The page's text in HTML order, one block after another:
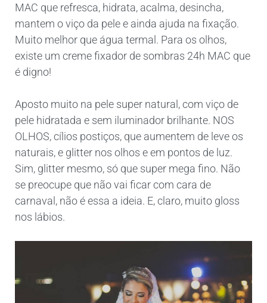
MAC que refresca, hidrata, acalma, desincha,
mantem o viço da pele e ainda ajuda na fixação.
Muito melhor que água termal. Para os olhos,
existe um creme fixador de sombras 24h MAC que
é digno!
Aposto muito na pele super natural, com viço de
pele hidratada e sem iluminador brilhante. NOS
OLHOS, cílios postiços, que aumentem de leve os
naturais, e glitter nos olhos e em pontos de luz.
Sim, glitter mesmo, só que super mega fino. Não
se preocupe que não vai ficar com cara de
carnaval, não é essa a ideia. E, claro, muito gloss
nos lábios.